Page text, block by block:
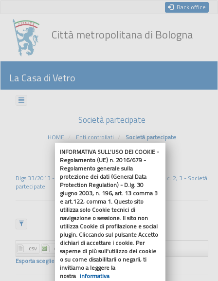
Back office
Città metropolitana di Bologna
La Casa di Vetro
Società partecipate
HOME Enti controllati Società partecipate
Riferimenti normativi
Dlgs 33/2013 - Art. 22, c. 1, lett. b); Dlgs 33/2013- Art. 22, c. 2, 3 - Società
partecipate
Esporta scegliendo il formato
INFORMATIVA SULL'USO DEI COOKIE -
Regolamento (UE) n. 2016/679 -
Regolamento generale sulla
protezione dei dati (General Data
Protection Regulation) - D.lg. 30
giugno 2003, n. 196, art. 13 comma 3
e art.122, comma 1. Questo sito
utilizza solo Cookie tecnici di
navigazione o sessione. Il sito non
utilizza Cookie di profilazione e social
plugin. Cliccando sul pulsante Accetto
dichiari di accettare i cookie. Per
saperne di più sull'utilizzo dei cookie
o su come disabilitarli o negarli, ti
invitiamo a leggere la
nostra informativa